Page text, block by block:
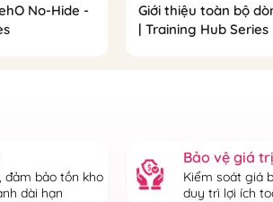
No-Hide -
Giới thiệu toàn bộ
| Training Hub Series
đảm bảo tồn kho
dài hạn
Bảo vệ giá
Kiểm soát giá
duy trì lợi ích